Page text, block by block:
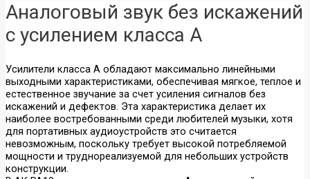
Аналоговый звук без искажений
с усилением класса А
Усилители класса А обладают максимально линейными
выходными характеристиками, обеспечивая мягкое, теплое и
естественное звучание за счет усиления сигналов без
искажений и дефектов. Эта характеристика делает их
наиболее востребованными среди любителей музыки, хотя
для портативных аудиоустройств это считается
невозможным, поскольку требует высокой потребляемой
мощности и труднореализуемой для небольших устройств
конструкции.